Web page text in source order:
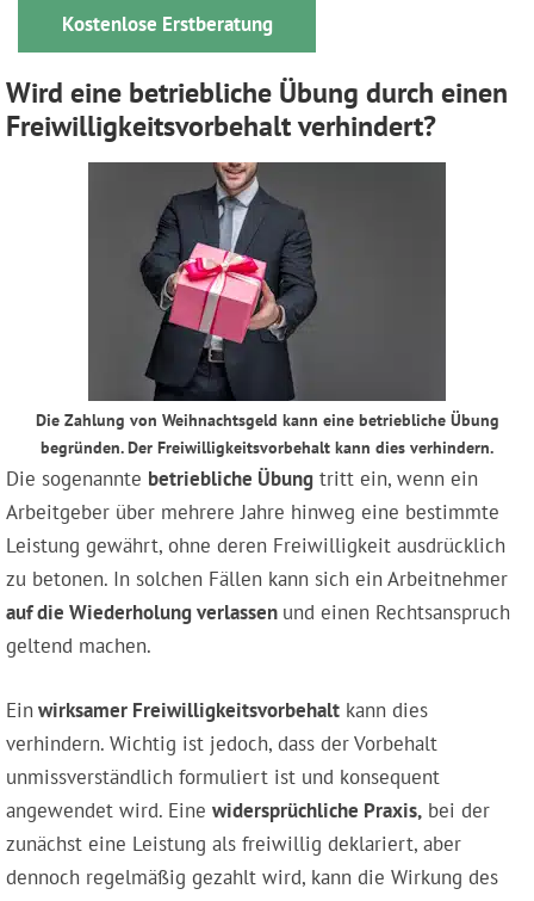
Kostenlose Erstberatung
Wird eine betriebliche Übung durch einen
Freiwilligkeitsvorbehalt verhindert?
Die Zahlung von Weihnachtsgeld kann eine betriebliche Übung
begründen. Der Freiwilligkeitsvorbehalt kann dies verhindern.
Die sogenannte betriebliche Übung tritt ein, wenn ein
Arbeitgeber über mehrere Jahre hinweg eine bestimmte
Leistung gewährt, ohne deren Freiwilligkeit ausdrücklich
zu betonen. In solchen Fällen kann sich ein Arbeitnehmer
auf die Wiederholung verlassen und einen Rechtsanspruch
geltend machen.
Einwirksamer Freiwilligkeitsvorbehalt kann dies
verhindern. Wichtig ist jedoch, dass der Vorbehalt
unmissverständlich formuliert ist und konsequent
angewendet wird. Eine widersprüchliche Praxis, bei der
zunächst eine Leistung als freiwillig deklariert, aber
dennoch regelmäßig gezahlt wird, kann die Wirkung des